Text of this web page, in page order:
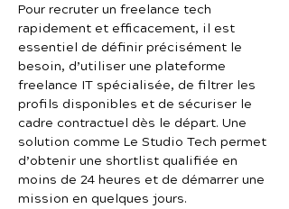
Pour recruter un freelance tech
rapidement et efficacement, il est
essentiel de définir précisément le
besoin, d’utiliser une plateforme
freelance IT spécialisée, de filtrer les
profils disponibles et de sécuriser le
cadre contractuel dès le départ. Une
solution comme Le Studio Tech permet
d’obtenir une shortlist qualifiée en
moins de 24 heures et de démarrer une
mission en quelques jours.